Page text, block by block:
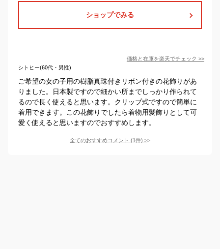
ショップでみる
価格と在庫を楽天でチェック >>
シトヒー(60代・男性)
ご希望の女の子用の樹脂真珠付きリボン付きの花飾りがあ
りました。日本製ですので細かい所までしっかり作られて
るので長く使えると思います。クリップ式ですので簡単に
着用できます。この花飾りでしたら着物用髪飾りとして可
愛く使えると思いますのでおすすめします。
全てのおすすめコメント (1件) >